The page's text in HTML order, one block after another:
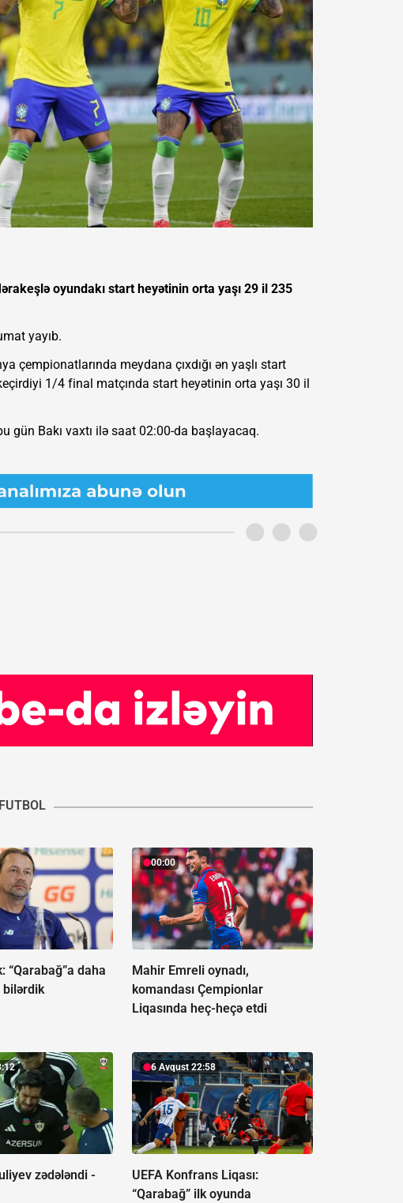
oyundakı start heyətinin orta yaşı 29 il 235
yayıb.
çempionatlarında meydana çıxdığı ən yaşlı start
1/4 final matçında start heyətinin orta yaşı 30 il
gün Bakı vaxtı ilə saat 02:00-da başlayacaq.
FUTBOL
“Qarabağ”a daha
bilərdik
00:00
Mahir Emreli oynadı,
komandası Çempionlar
Liqasında heç-heçə etdi
zədələndi -
6 Avqust 22:58
UEFA Konfrans Liqası:
“Qarabağ” ilk oyunda